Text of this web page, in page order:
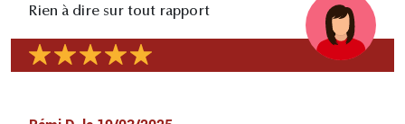
Rien à dire sur tout rapport